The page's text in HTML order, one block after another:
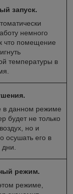
запуск.
немного
что помещение
температуры в
в данном режиме
будет не только
но и
осушать его в
режим.
режиме,